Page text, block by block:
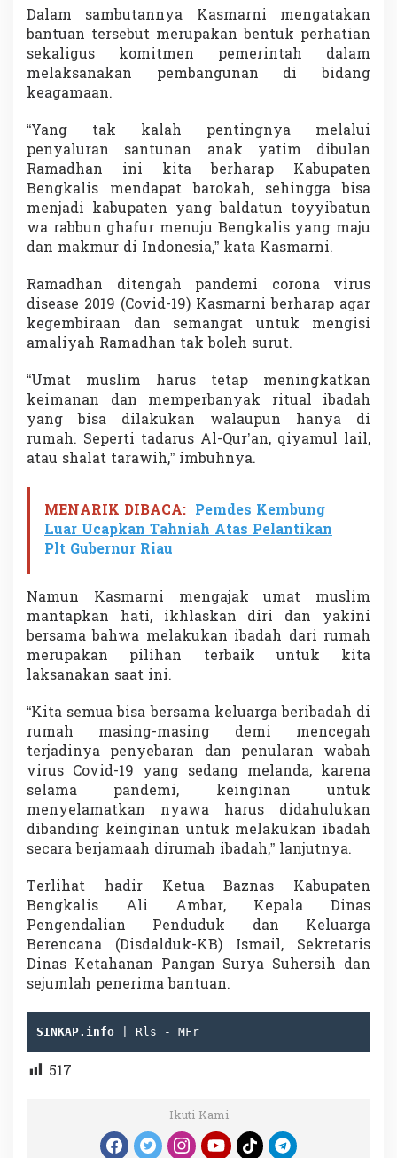
i
d
Dalam sambutannya Kasmarni mengatakan
bantuan tersebut merupakan bentuk perhatian
sekaligus komitmen pemerintah dalam
melaksanakan pembangunan di bidang
keagamaan.
“Yang tak kalah pentingnya melalui
penyaluran santunan anak yatim dibulan
Ramadhan ini kita berharap Kabupaten
Bengkalis mendapat barokah, sehingga bisa
menjadi kabupaten yang baldatun toyyibatun
wa rabbun ghafur menuju Bengkalis yang maju
dan makmur di Indonesia,” kata Kasmarni.
Ramadhan ditengah pandemi corona virus
disease 2019 (Covid-19) Kasmarni berharap agar
kegembiraan dan semangat untuk mengisi
amaliyah Ramadhan tak boleh surut.
“Umat muslim harus tetap meningkatkan
keimanan dan memperbanyak ritual ibadah
yang bisa dilakukan walaupun hanya di
rumah. Seperti tadarus Al-Qur’an, qiyamul lail,
atau shalat tarawih,” imbuhnya.
MENARIK DIBACA: Pemdes Kembung
Luar Ucapkan Tahniah Atas Pelantikan
Plt Gubernur Riau
Namun Kasmarni mengajak umat muslim
mantapkan hati, ikhlaskan diri dan yakini
bersama bahwa melakukan ibadah dari rumah
merupakan pilihan terbaik untuk kita
laksanakan saat ini.
“Kita semua bisa bersama keluarga beribadah di
rumah masing-masing demi mencegah
terjadinya penyebaran dan penularan wabah
virus Covid-19 yang sedang melanda, karena
selama pandemi, keinginan untuk
menyelamatkan nyawa harus didahulukan
dibanding keinginan untuk melakukan ibadah
secara berjamaah dirumah ibadah,” lanjutnya.
Terlihat hadir Ketua Baznas Kabupaten
Bengkalis Ali Ambar, Kepala Dinas
Pengendalian Penduduk dan Keluarga
Berencana (Disdalduk-KB) Ismail, Sekretaris
Dinas Ketahanan Pangan Surya Suhersih dan
sejumlah penerima bantuan.
SINKAP.info | Rls - MFr
517
Ikuti Kami